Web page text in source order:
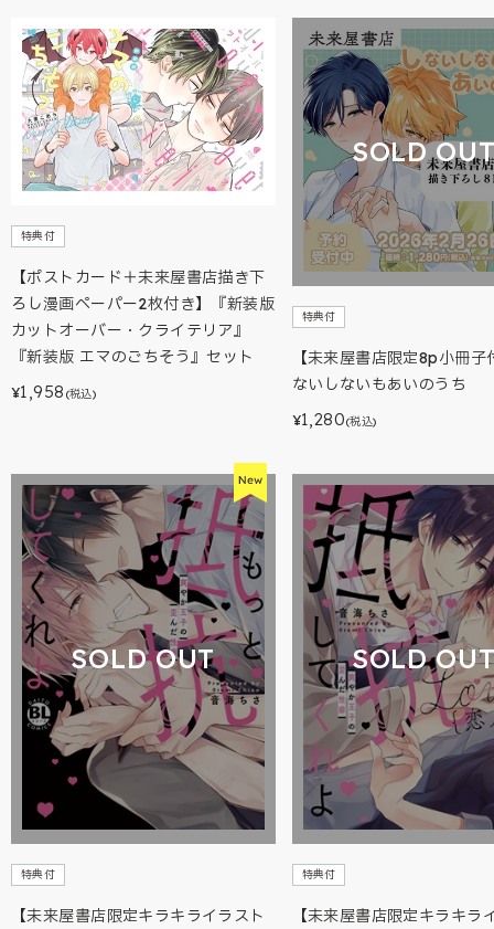
特典付
【ポストカード＋未来屋書店描き下
ろし漫画ペーパー2枚付き】『新装版
カットオーバー・クライテリア』
『新装版 エマのごちそう』セット
¥1,958 (税込)
SOLD
特典付
【未来屋書店限定8p小冊子
ないしないもあいのうち
¥1,280(税込)
SOLD OUT
特典付
【未来屋書店限定キラキライラスト
SOLD
特典付
【未来屋書店限定キラキラ